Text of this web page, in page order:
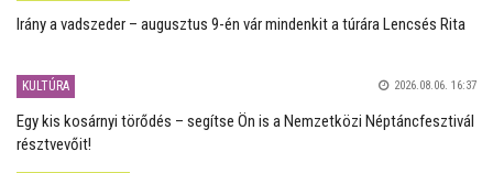
Irány a vadszeder – augusztus 9-én vár mindenkit a túrára Lencsés Rita
KULTÚRA 2026.08.06. 16:37
Egy kis kosárnyi törődés – segítse Ön is a Nemzetközi Néptáncfesztivál
résztvevőit!